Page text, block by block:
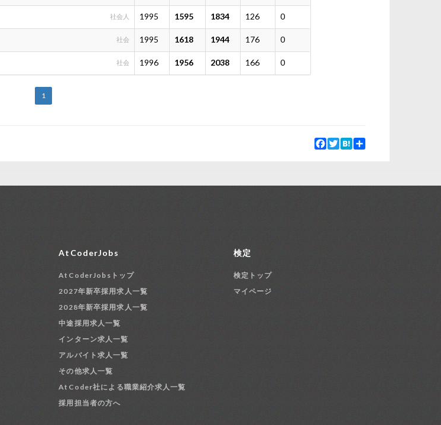
社会人 1995 1595 1834 126 0
社会 1995 1618 1944 176 0
社会 1996 1956 2038 166 0
1
Facebook
Twitter
Hatena
AtCoderJobs
AtCoderJobsトップ
2027年新卒採用求人一覧
2028年新卒採用求人一覧
中途採用求人一覧
インターン求人一覧
アルバイト求人一覧
その他求人一覧
AtCoder社による職業紹介求人一覧
採用担当者の方へ
検定
検定トップ
マイページ